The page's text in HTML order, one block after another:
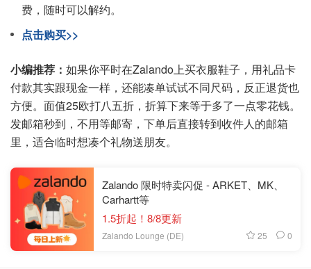
费，随时可以解约。
点击购买>>
小编推荐： 如果你平时在Zalando上买衣服鞋子，用礼品卡
付款其实跟现金一样，还能凑单试试不同尺码，反正退货也
方便。面值25欧打八五折，折算下来等于多了一点零花钱。
发邮箱秒到，不用等邮寄，下单后直接转到收件人的邮箱
里，适合临时想凑个礼物送朋友。
Zalando 限时特卖闪促 - ARKET、MK、
Carhartt等
1.5折起！8/8更新
Zalando Lounge (DE) 25 0